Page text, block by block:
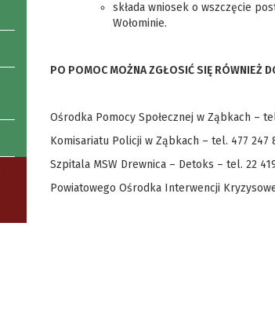
składa wniosek o wszczęcie
Wołominie.
PO POMOC MOŻNA ZGŁOSIĆ SIĘ RÓWNIEŻ
Ośrodka Pomocy Społecznej w Ząbkach –
Komisariatu Policji w Ząbkach – tel. 477 247
Szpitala MSW Drewnica – Detoks – tel. 22
Powiatowego Ośrodka Interwencji